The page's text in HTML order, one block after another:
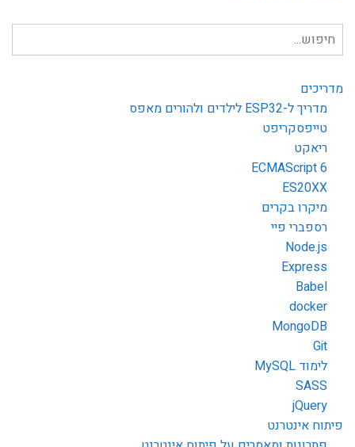
חיפוש
עבור:
מדריכים
מדריך ל-ESP32 לילדים ולהורים מאפס
טייפסקריפט
ריאקט
ECMAScript 6
ES20XX
מיקרו בקרים
רספברי פיי
Node.js
Express
Babel
docker
MongoDB
Git
לימוד MySQL
SASS
jQuery
פיתוח אינטרנט